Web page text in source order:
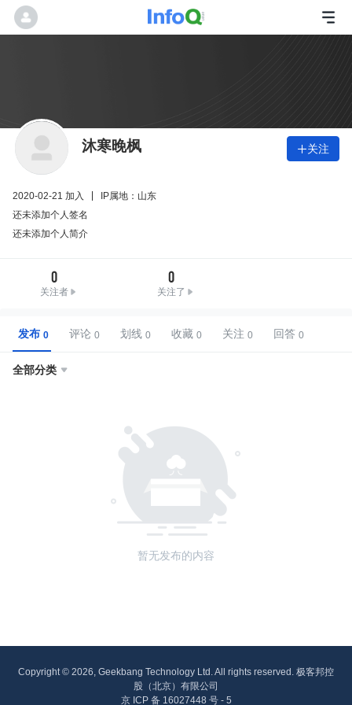
沐寒晚枫 关注
2020-02-21 加入
IP属地：山东
还未添加个人签名
还未添加个人简介
0
关注者
0
关注了
发布 评论 划线 收藏 关注 回答
全部分类 
暂无发布的内容
Copyright © 2026, Geekbang Technology Ltd. All rights reserved. 极客邦控
股（北京）有限公司
京 ICP 备 16027448 号 - 5